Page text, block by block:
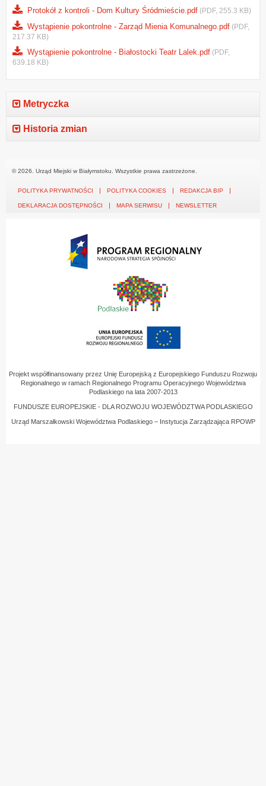
Protokół z kontroli - Dom Kultury Śródmieście.pdf (PDF, 255.3 KB)
Wystąpienie pokontrolne - Zarząd Mienia Komunalnego.pdf (PDF,
217.37 KB)
Wystąpienie pokontrolne - Białostocki Teatr Lalek.pdf (PDF,
639.18 KB)
Metryczka
Historia zmian
© 2026. Urząd Miejski w Białymstoku. Wszystkie prawa zastrzeżone.
POLITYKA PRYWATNOŚCI POLITYKA COOKIES REDAKCJA BIP
DEKLARACJA DOSTĘPNOŚCI MAPA SERWISU NEWSLETTER
Projekt współfinansowany przez Unię Europejską z Europejskiego Funduszu Rozwoju
Regionalnego w ramach Regionalnego Programu Operacyjnego Województwa
Podlaskiego na lata 2007-2013
FUNDUSZE EUROPEJSKIE - DLA ROZWOJU WOJEWÓDZTWA PODLASKIEGO
Urząd Marszałkowski Województwa Podlaskiego – Instytucja Zarządzająca RPOWP